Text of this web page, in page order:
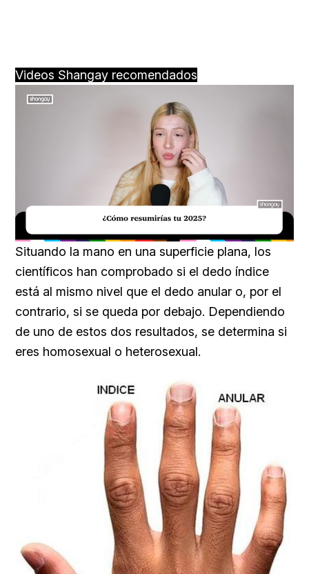
Videos Shangay recomendados
Unmute Loaded:
34.00%
Situando la mano en una superficie plana, los
científicos han comprobado si el dedo índice
está al mismo nivel que el dedo anular o, por el
contrario, si se queda por debajo. Dependiendo
de uno de estos dos resultados, se determina si
eres homosexual o heterosexual.